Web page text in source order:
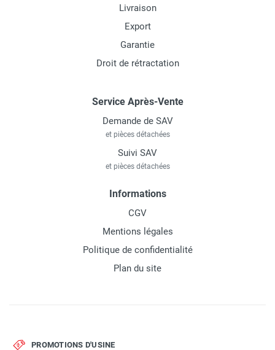
Livraison
Export
Garantie
Droit de rétractation
Service Après-Vente
Demande de SAV
et pièces détachées
Suivi SAV
et pièces détachées
Informations
CGV
Mentions légales
Politique de confidentialité
Plan du site
PROMOTIONS D'USINE